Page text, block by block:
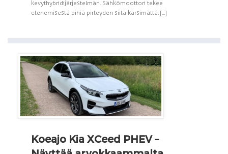
kevythybridijärjestelmän. Sähkömoottori tekee
etenemisestä pihiä pirteyden siitä kärsimättä. [...]
Koeajo Kia XCeed PHEV –